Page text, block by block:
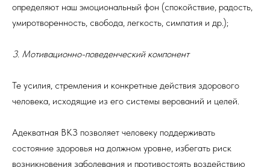
определяют наш эмоциональный фон (спокойствие, радость,
умиротворенность, свобода, легкость, симпатия и др.);
3. Мотивационно-поведенческий компонент
Те усилия, стремления и конкретные действия здорового
человека, исходящие из его системы верований и целей.
Адекватная ВКЗ позволяет человеку поддерживать
состояние здоровья на должном уровне, избегать риск
возникновения заболевания и противостоять воздействию